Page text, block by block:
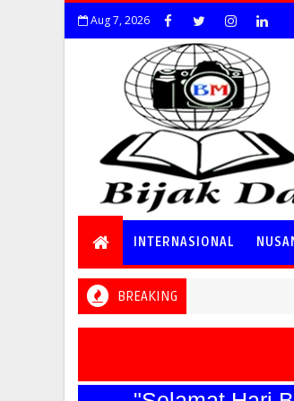
Aug 7, 2026
INTERNASIONAL
BREAKING